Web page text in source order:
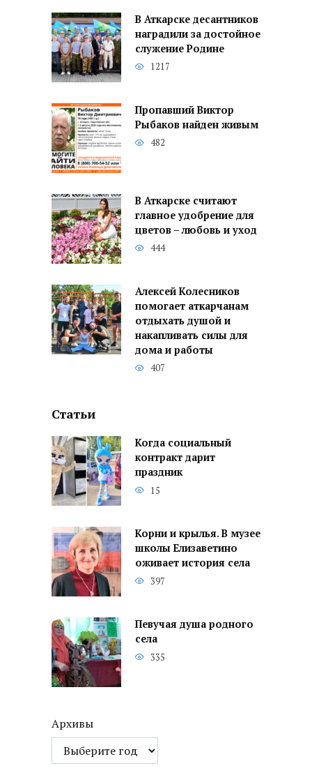
В Аткарске десантников
наградили за достойное
служение Родине
1217
Пропавший Виктор
Рыбаков найден живым
482
В Аткарске считают
главное удобрение для
цветов – любовь и уход
444
Алексей Колесников
помогает аткарчанам
отдыхать душой и
накапливать силы для
дома и работы
407
Статьи
Когда социальный
контракт дарит
праздник
15
Корни и крылья. В музее
школы Елизаветино
оживает история села
397
Певучая душа родного
села
335
Архивы